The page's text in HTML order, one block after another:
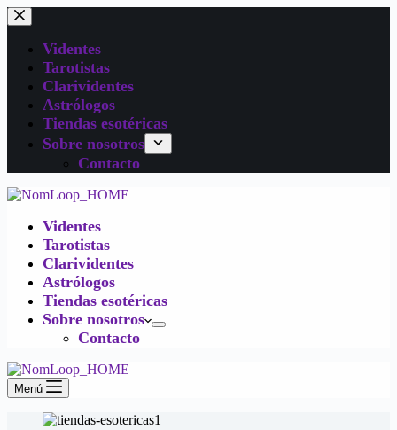
Videntes
Tarotistas
Clarividentes
Astrólogos
Tiendas esotéricas
Sobre nosotros
Contacto
Videntes
Tarotistas
Clarividentes
Astrólogos
Tiendas esotéricas
Sobre nosotros
Contacto
Menú